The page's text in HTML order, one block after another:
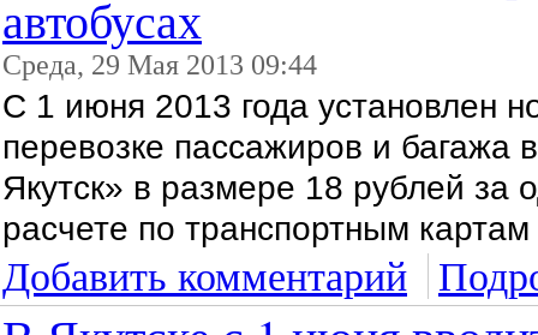
автобусах
Среда, 29 Мая 2013 09:44
С 1 июня 2013 года установлен
перевозке пассажиров и багажа
Якутск» в размере 18 рублей за
расчете по транспортным
Добавить комментарий